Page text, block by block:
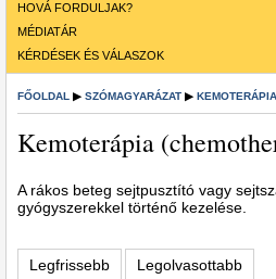
HOVÁ FORDULJAK?
MÉDIATÁR
KÉRDÉSEK ÉS VÁLASZOK
FŐOLDAL ▶ SZÓMAGYARÁZAT ▶
Kemoterápia
A rákos beteg sejtpusztító vagy
gyógyszerekkel történő kezelése.
Legfrissebb Legolvasottabb